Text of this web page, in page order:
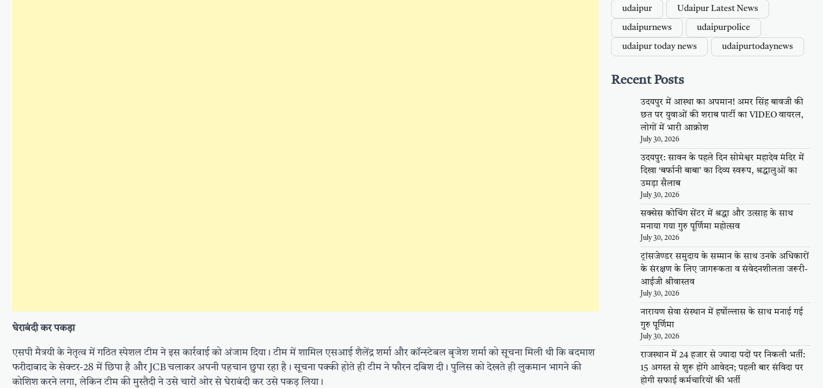
घेराबंदी कर पकड़ा
एसपी मैत्रयी के नेतृत्व में गठित स्पेशल टीम ने इस कार्रवाई को अंजाम दिया। टीम में शामिल एसआई शैलेंद्र शर्मा और कॉन्स्टेबल बृजेश शर्मा को सूचना मिली थी कि बदमाश
फरीदाबाद के सेक्टर-28 में छिपा है और JCB चलाकर अपनी पहचान छुपा रहा है। सूचना पक्की होते ही टीम ने फौरन दबिश दी। पुलिस को देखते ही लुकमान भागने की
कोशिश करने लगा, लेकिन टीम की मुस्तैदी ने उसे चारों ओर से घेराबंदी कर उसे पकड़ लिया।
udaipur Udaipur Latest News
udaipurnews udaipurpolice
udaipur today news udaipurtodaynews
Recent Posts
उदयपुर में आस्था का अपमान! अमर सिंह बावजी की
छत पर युवाओं की शराब पार्टी का VIDEO वायरल,
लोगों में भारी आक्रोश
July 30, 2026
उदयपुर: सावन के पहले दिन सोमेश्वर महादेव मंदिर में
दिखा ‘बर्फानी बाबा’ का दिव्य स्वरूप, श्रद्धालुओं का
उमड़ा सैलाब
July 30, 2026
सक्सेस कोचिंग सेंटर में श्रद्धा और उत्साह के साथ
मनाया गया गुरु पूर्णिमा महोत्सव
July 30, 2026
ट्रांसजेण्डर समुदाय के सम्मान के साथ उनके अधिकारों
के संरक्षण के लिए जागरूकता व संवेदनशीलता जरूरी-
आईजी श्रीवास्तव
July 30, 2026
नारायण सेवा संस्थान में हर्षोल्लास के साथ मनाई गई
गुरु पूर्णिमा
July 30, 2026
राजस्थान में 24 हजार से ज्यादा पदों पर निकली भर्ती:
15 अगस्त से शुरू होंगे आवेदन; पहली बार संविदा पर
होगी सफाई कर्मचारियों की भर्ती